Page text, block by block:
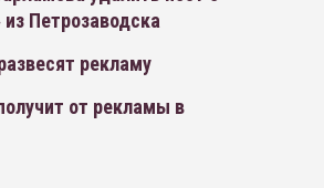
из Петрозаводска
рекламу
от рекламы в